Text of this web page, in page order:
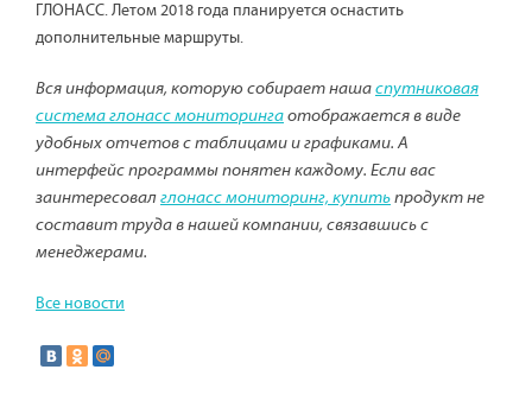
ГЛОНАСС. Летом 2018 года планируется оснастить
дополнительные маршруты.
Вся информация, которую собирает наша спутниковая
система глонасс мониторинга отображается в виде
удобных отчетов с таблицами и графиками. А
интерфейс программы понятен каждому. Если вас
заинтересовал глонасс мониторинг, купить продукт не
составит труда в нашей компании, связавшись с
менеджерами.
Все новости